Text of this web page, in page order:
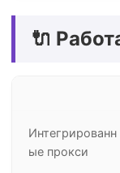
🔌
Интегрированн
ые прокси